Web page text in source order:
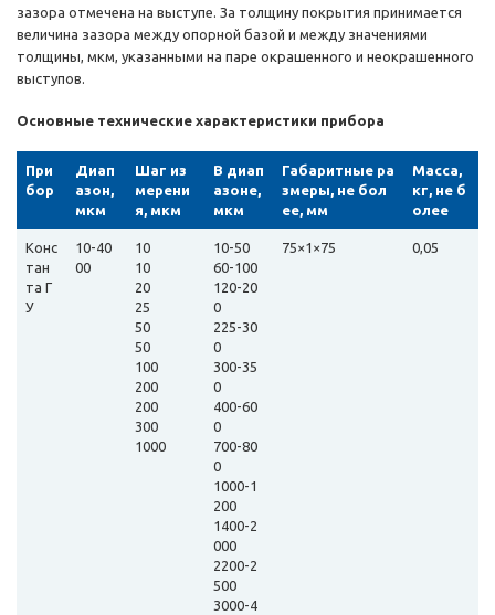
зазора отмечена на выступе. За толщину покрытия принимается
величина зазора между опорной базой и между значениями
толщины, мкм, указанными на паре окрашенного и неокрашенного
выступов.
Основные технические характеристики прибора
При
бор
Диап
азон,
мкм
Шаг из
мерени
я, мкм
В диап
азоне,
мкм
Габаритные ра
змеры, не бол
ее, мм
Масса,
кг, не б
олее
Конс
тан
та Г
У
10-40
00
10
10
20
25
50
50
100
200
200
300
1000
10-50
60-100
120-20
0
225-30
0
300-35
0
400-60
0
700-80
0
1000-1
200
1400-2
000
2200-2
500
3000-4
75×1×75 0,05